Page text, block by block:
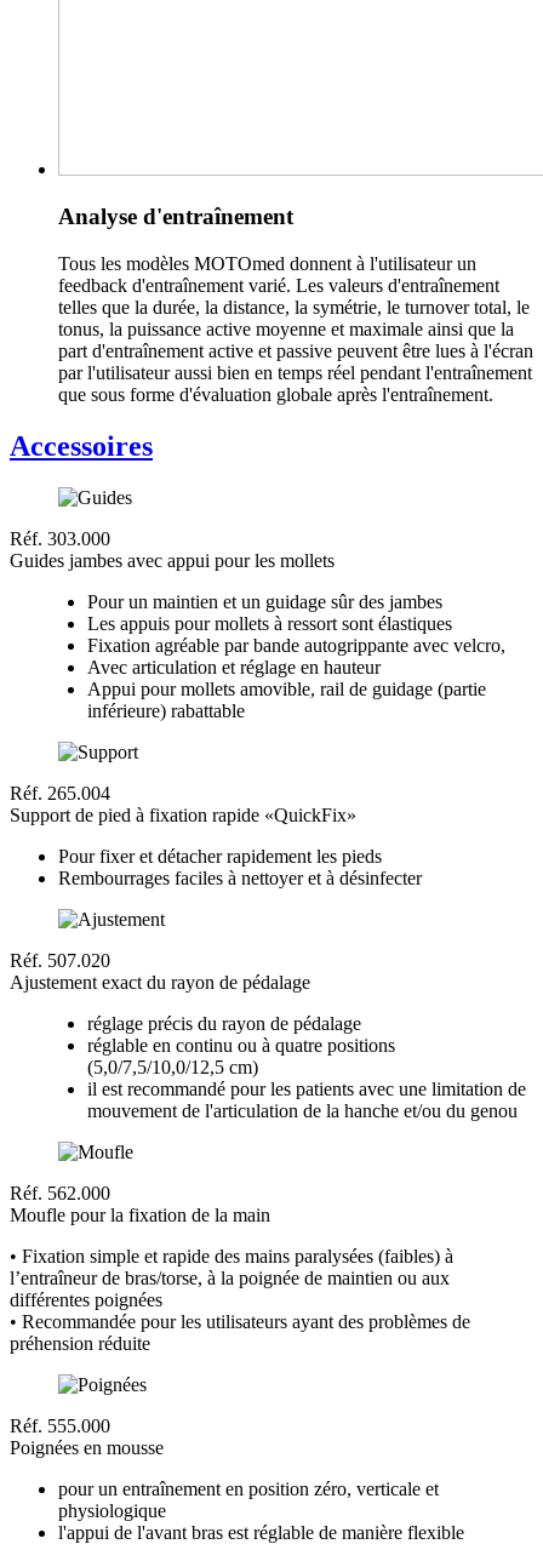
Analyse d'entraînement
Tous les modèles MOTOmed donnent à l'utilisateur un
feedback d'entraînement varié. Les valeurs d'entraînement
telles que la durée, la distance, la symétrie, le turnover total, le
tonus, la puissance active moyenne et maximale ainsi que la
part d'entraînement active et passive peuvent être lues à l'écran
par l'utilisateur aussi bien en temps réel pendant l'entraînement
que sous forme d'évaluation globale après l'entraînement.
Accessoires
Réf. 303.000
Guides jambes avec appui pour les mollets
Pour un maintien et un guidage sûr des jambes
Les appuis pour mollets à ressort sont élastiques
Fixation agréable par bande autogrippante avec velcro,
Avec articulation et réglage en hauteur
Appui pour mollets amovible, rail de guidage (partie
inférieure) rabattable
Réf. 265.004
Support de pied à fixation rapide «QuickFix»
Pour fixer et détacher rapidement les pieds
Rembourrages faciles à nettoyer et à désinfecter
Réf. 507.020
Ajustement exact du rayon de pédalage
réglage précis du rayon de pédalage
réglable en continu ou à quatre positions
(5,0/7,5/10,0/12,5 cm)
il est recommandé pour les patients avec une limitation de
mouvement de l'articulation de la hanche et/ou du genou
Réf. 562.000
Moufle pour la fixation de la main
• Fixation simple et rapide des mains paralysées (faibles) à
l’entraîneur de bras/torse, à la poignée de maintien ou aux
différentes poignées
• Recommandée pour les utilisateurs ayant des problèmes de
préhension réduite
Réf. 555.000
Poignées en mousse
pour un entraînement en position zéro, verticale et
physiologique
l'appui de l'avant bras est réglable de manière flexible